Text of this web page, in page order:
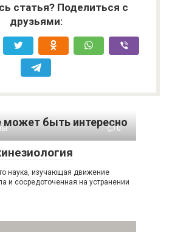
статья? Поделиться с
друзьями:
быть интересно
0
наука, изучающая движение
и сосредоточенная на устранении